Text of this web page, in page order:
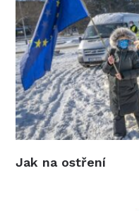
Jak na ostření